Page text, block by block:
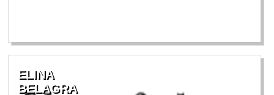
ELINA
BELAGRA